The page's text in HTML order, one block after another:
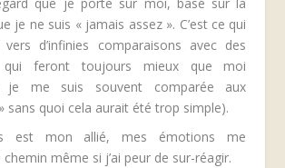
je ne suis « jamais assez ». C’est ce qui
vers d’infinies comparaisons avec des
qui feront toujours mieux que moi
je me suis souvent comparée aux
sans quoi cela aurait été trop simple).
est mon allié, mes émotions me
même si j’ai peur de sur-réagir.